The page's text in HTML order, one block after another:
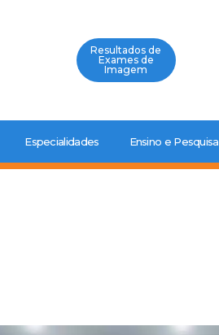
Resultados de
Exames de
Imagem
Especialidades Ensino e Pesquisa